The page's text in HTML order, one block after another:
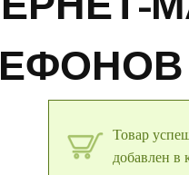
Товар
добавлен в